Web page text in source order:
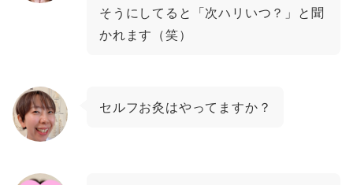
そうにしてると「次ハリいつ？」と聞
かれます（笑）
セルフお灸はやってますか？